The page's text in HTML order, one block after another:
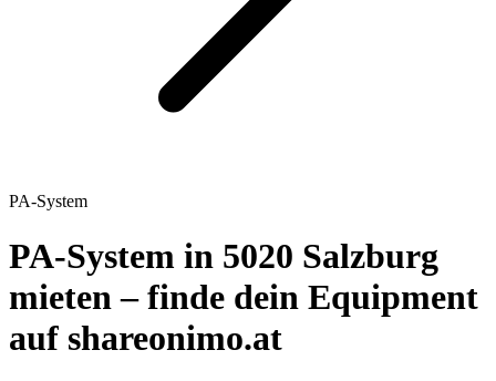
PA-System
PA-System in 5020 Salzburg
mieten – finde dein Equipment
auf shareonimo.at